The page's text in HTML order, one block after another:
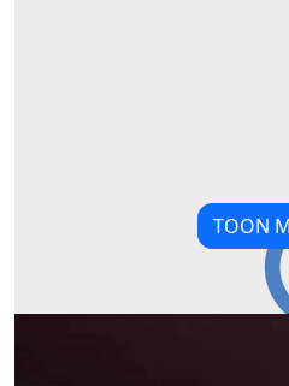
Kasia
€21,19
TOON
Our Team